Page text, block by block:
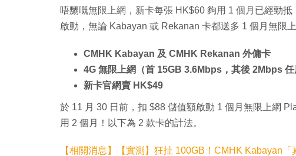
唔嬲嘅無限上網，新卡每張 HK$60 夠用 1 個月已經勁
啟動，無論 Kabayan 或 Rekanan 卡都送多 1 個月無限
CMHK Kabayan 及 CMHK Rekanan 外傭卡
4G 無限上網（首 15GB 3.6Mbps，其後 2Mbps 任
新卡官網賣 HK$49
於 11 月 30 日前，扣 $88 儲值額啟動 1 個月無限上網
用 2 個月！以下為 2 款卡的計法。
【相關消息】【實測】狂扯 100GB！CMHK Kabayan